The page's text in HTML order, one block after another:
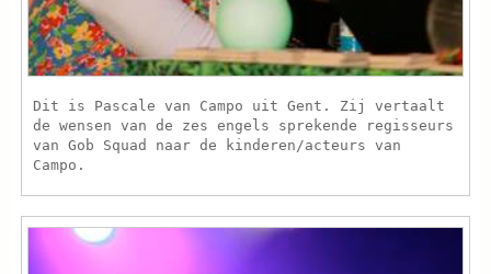
Dit is Pascale van Campo uit Gent. Zij vertaalt
de wensen van de zes engels sprekende regisseurs
van Gob Squad naar de kinderen/acteurs van
Campo.